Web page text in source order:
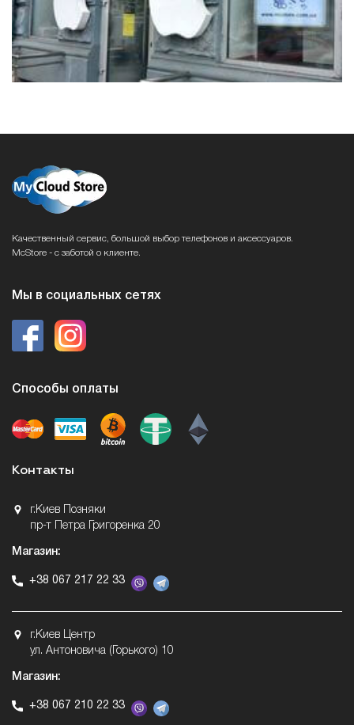
Качественный сервис, большой выбор телефонов и аксессуаров.
McStore - с заботой о клиенте.
Мы в социальных сетях
Способы оплаты
Контакты
г.Киев Позняки
пр-т Петра Григоренка 20
Магазин:
+38 067 217 22 33
г.Киев Центр
ул. Антоновича (Горького) 10
Магазин:
+38 067 210 22 33